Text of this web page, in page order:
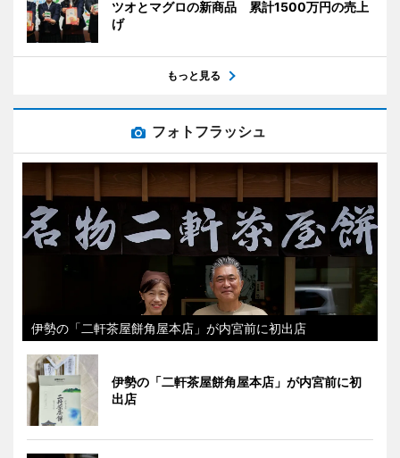
ツオとマグロの新商品 累計1500万円の売上
げ
もっと見る
フォトフラッシュ
伊勢の「二軒茶屋餅角屋本店」が内宮前に初出店
伊勢の「二軒茶屋餅角屋本店」が内宮前に初
出店